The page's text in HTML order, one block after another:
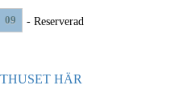
09 - Reserverad
HÄR